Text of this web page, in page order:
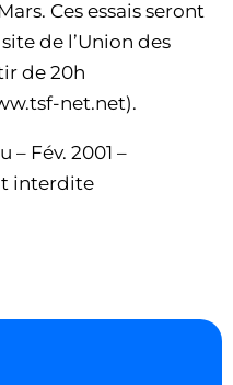
Ces essais seront
de l’Union des
de 20h
net.net).
Fév. 2001 –
interdite